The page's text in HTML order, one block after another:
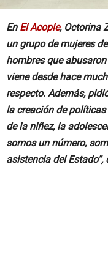
En El Acople, Octorina
un grupo de mujeres
hombres que
viene desde hace
respecto. Además,
la creación de
de la niñez, la
somos un número,
asistencia del Estado”,